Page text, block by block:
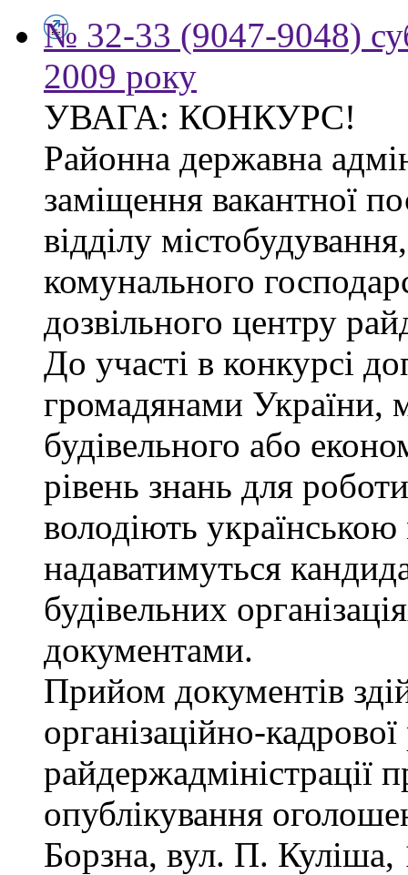
№ 32-33 (9047-9048)
2009 року
УВАГА: КОНКУРС!
Районна державна
заміщення вакантної
відділу
комунального
дозвільного центру
До участі в конкурсі
громадянами України,
будівельного або
рівень знань для
володіють
надаватимуться
будівельних
документами.
Прийом документів
організаційно-
райдержадміністрації
опублікування
Борзна, вул. П.